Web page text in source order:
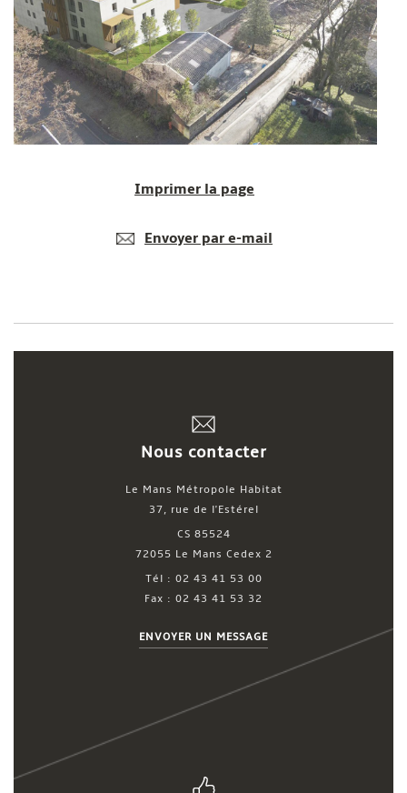
Imprimer la page
Envoyer par e-mail
Nous contacter
Le Mans Métropole Habitat
37, rue de l'Estérel
CS 85524
72055 Le Mans Cedex 2
Tél : 02 43 41 53 00
Fax : 02 43 41 53 32
ENVOYER UN MESSAGE